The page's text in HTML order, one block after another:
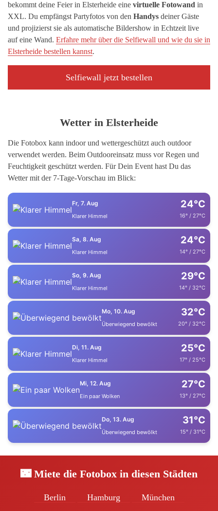
bekommt deine Feier in Elsterheide eine virtuelle Fotowand in
XXL. Du empfängst Partyfotos von den Handys deiner Gäste
und projizierst sie als automatische Bildershow in Echtzeit live
auf eine Wand. Erfahre mehr über die Selfiewall und wie du sie in
Elsterheide bestellen kannst.
Selfiewall jetzt bestellen
Wetter in Elsterheide
Die Fotobox kann indoor und wettergeschützt auch outdoor
verwendet werden. Beim Outdooreinsatz muss vor Regen und
Feuchtigkeit geschützt werden. Für Dein Event hast Du das
Wetter mit der 7-Tage-Vorschau im Blick:
Fr, 7. Aug
Klarer Himmel
24°C
16° / 27°C
Sa, 8. Aug
Klarer Himmel
24°C
14° / 27°C
So, 9. Aug
Klarer Himmel
29°C
14° / 32°C
Mo, 10. Aug
Überwiegend bewölkt
32°C
20° / 32°C
Di, 11. Aug
Klarer Himmel
25°C
17° / 25°C
Mi, 12. Aug
Ein paar Wolken
27°C
13° / 27°C
Do, 13. Aug
Überwiegend bewölkt
31°C
15° / 31°C
🌃 Miete die Fotobox in diesen Städten
Berlin Hamburg
München